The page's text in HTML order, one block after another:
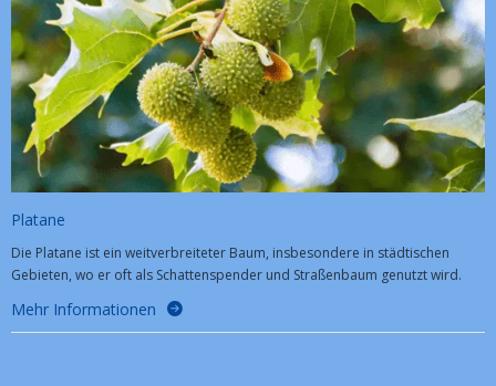
Platane
Die Platane ist ein weitverbreiteter Baum, insbesondere in städtischen
Gebieten, wo er oft als Schattenspender und Straßenbaum genutzt wird.
Mehr Informationen